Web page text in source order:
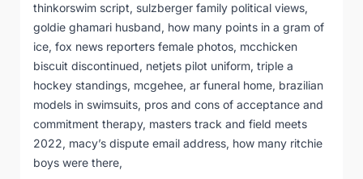
thinkorswim script, sulzberger family political views,
goldie ghamari husband, how many points in a gram of
ice, fox news reporters female photos, mcchicken
biscuit discontinued, netjets pilot uniform, triple a
hockey standings, mcgehee, ar funeral home, brazilian
models in swimsuits, pros and cons of acceptance and
commitment therapy, masters track and field meets
2022, macy’s dispute email address, how many ritchie
boys were there,